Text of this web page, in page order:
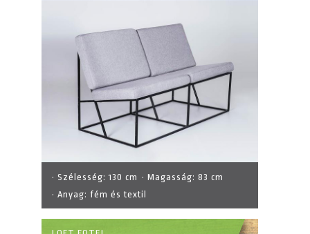
· Szélesség:130 cm · Magasság: 83 cm
· Anyag: fém és textil